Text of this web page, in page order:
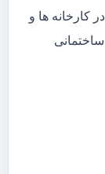
کارخانه ها و